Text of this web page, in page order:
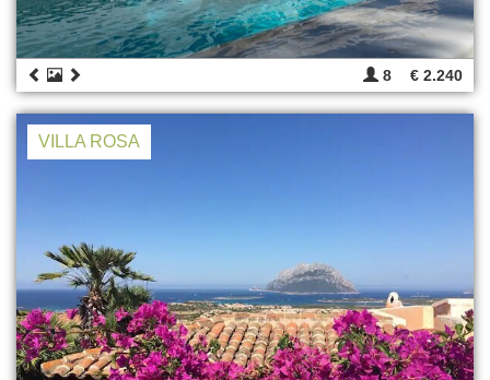
8 € 2.240
VILLA ROSA